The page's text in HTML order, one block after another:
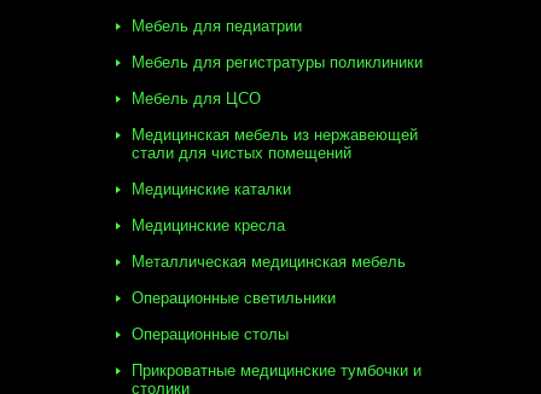
Мебель для педиатрии
Мебель для регистратуры поликлиники
Мебель для ЦСО
Медицинская мебель из нержавеющей
стали для чистых помещений
Медицинские каталки
Медицинские кресла
Металлическая медицинская мебель
Операционные светильники
Операционные столы
Прикроватные медицинские тумбочки и
столики